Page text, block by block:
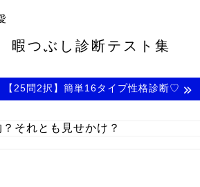
暇つぶし診断テスト集
【25問2択】簡単16タイプ性格診断♡
それとも見せかけ？